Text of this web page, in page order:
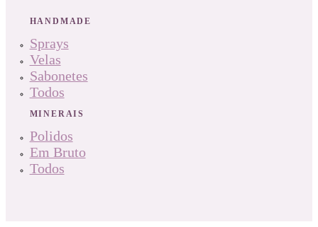
HANDMADE
Sprays
Velas
Sabonetes
Todos
MINERAIS
Polidos
Em Bruto
Todos